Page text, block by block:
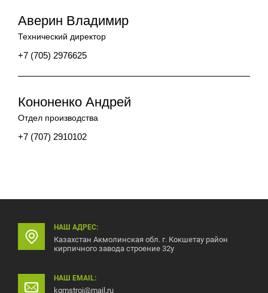
Аверин Владимир
Технический директор
+7 (705) 2976625
Кононенко Андрей
Отдел производства
+7 (707) 2910102
НАШ АДРЕС:
Казахстан Акмолинская обл. г. Кокшетау район
кирпичного завода строение 32у
НАШ EMAIL:
kgmstroi@mail.ru